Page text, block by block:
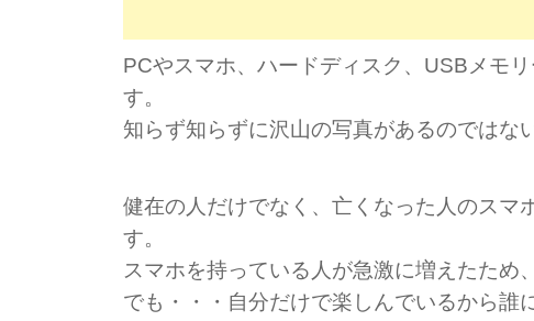
PCやスマホ、ハードディスク、USBメモ
す。
知らず知らずに沢山の写真があるのではな
健在の人だけでなく、亡くなった人のスマ
す。
スマホを持っている人が急激に増えたため
でも・・・自分だけで楽しんでいるから誰